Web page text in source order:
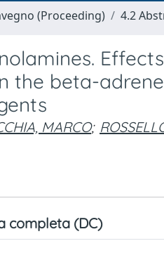
(Proceeding) 4.2
the beta-
MARCO;
completa (DC)